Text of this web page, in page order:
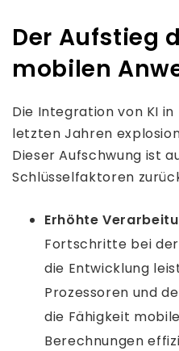
Der Aufstieg
mobilen
Die Integration von KI
letzten Jahren
Dieser Aufschwung ist
Schlüsselfaktoren
Erhöhte
Fortschritte bei
die Entwicklung
Prozessoren und
die Fähigkeit
Berechnungen